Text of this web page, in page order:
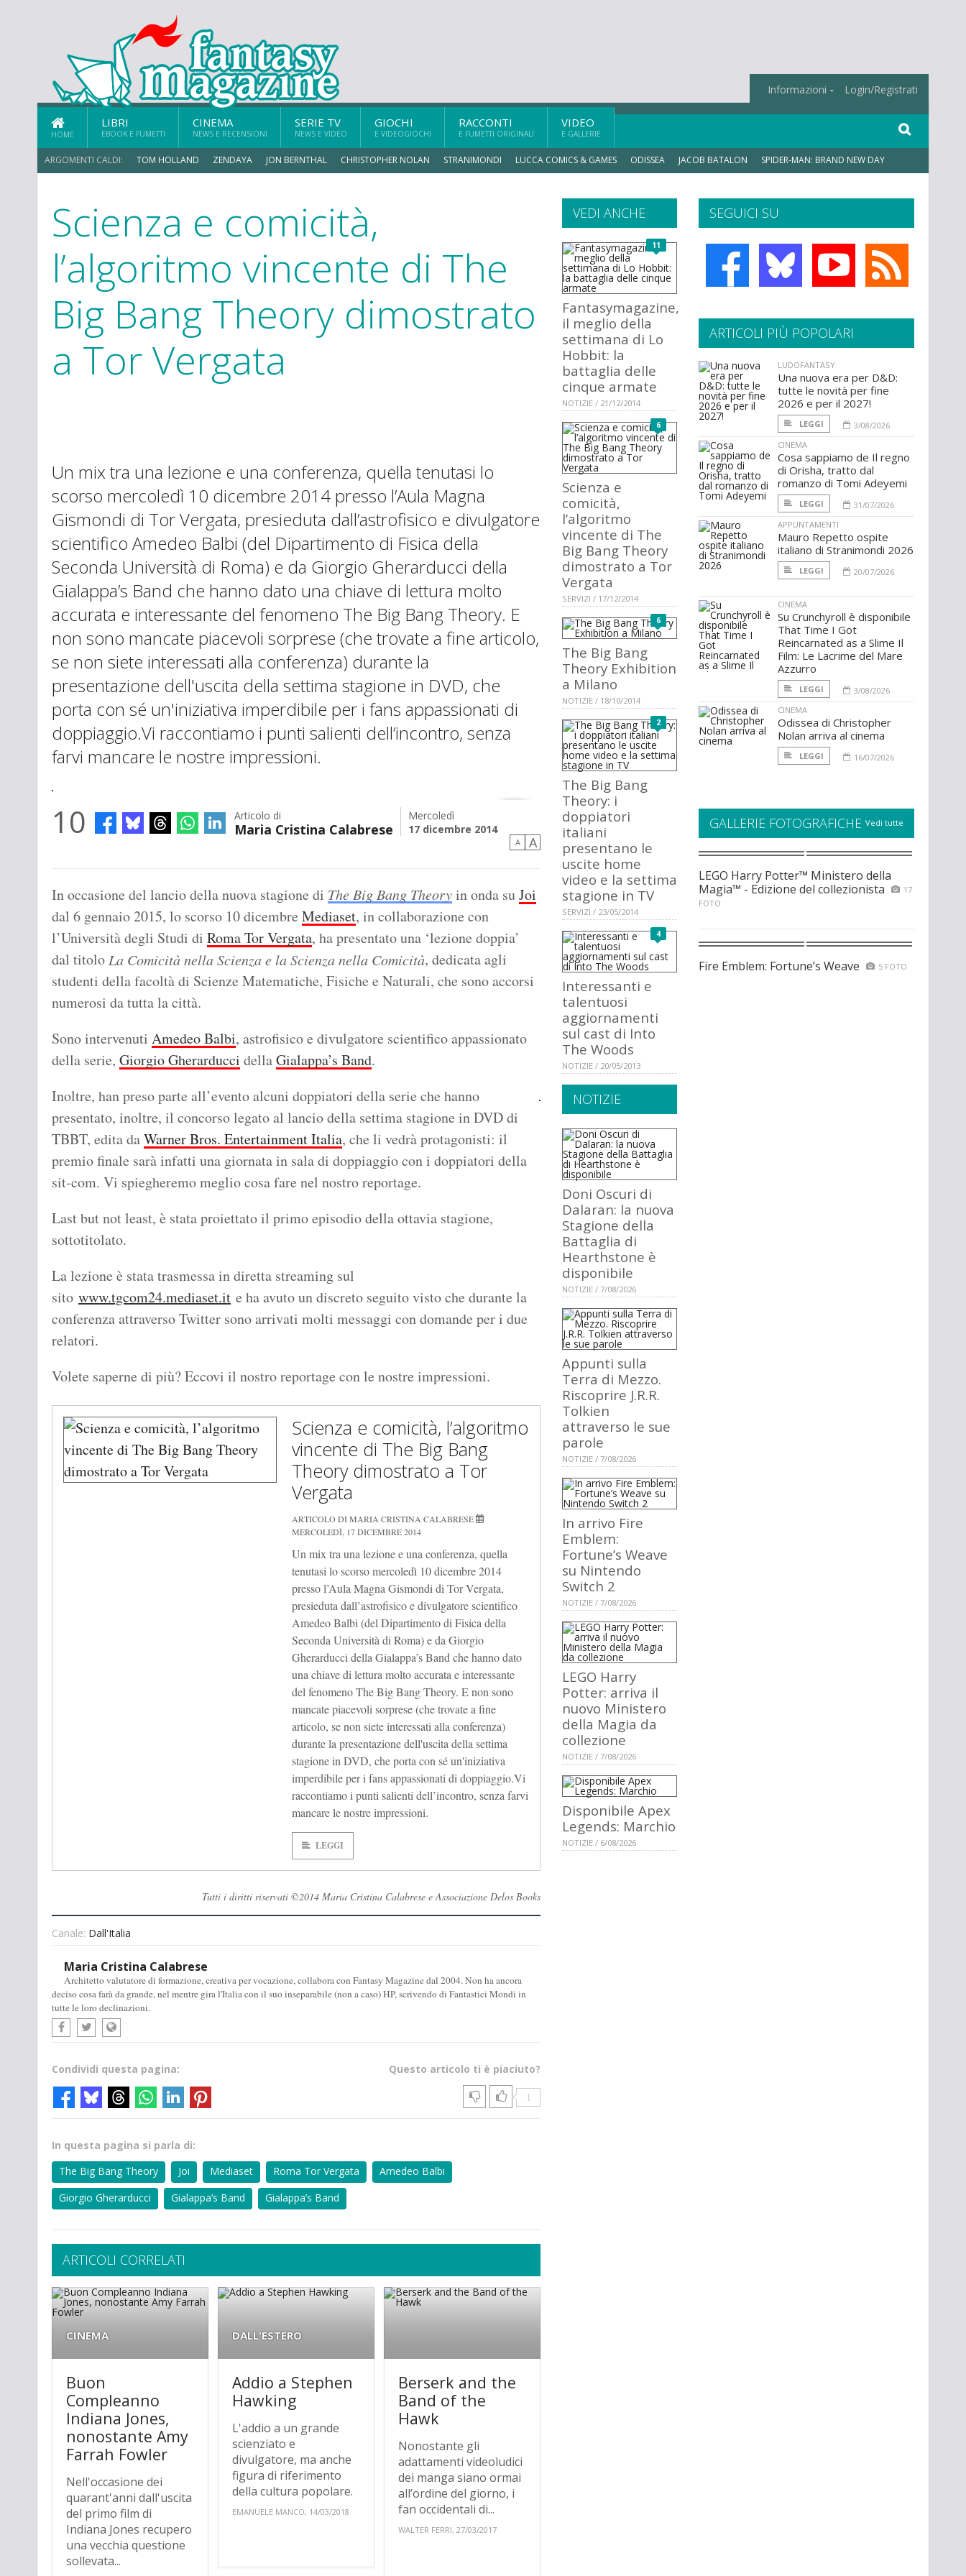
Informazioni Login/Registrati
HOME
LIBRI
EBOOK E FUMETTI
CINEMA
NEWS E RECENSIONI
SERIE TV
NEWS E VIDEO
GIOCHI
E VIDEOGIOCHI
RACCONTI
E FUMETTI ORIGINALI
VIDEO
E GALLERIE
ARGOMENTI CALDI: TOM HOLLAND ZENDAYA JON BERNTHAL CHRISTOPHER NOLAN STRANIMONDI LUCCA COMICS & GAMES ODISSEA JACOB BATALON SPIDER-MAN: BRAND NEW DAY
MICHAEL MANDO
Scienza e comicità,
l’algoritmo vincente di The
Big Bang Theory dimostrato
a Tor Vergata
Un mix tra una lezione e una conferenza, quella tenutasi lo
scorso mercoledì 10 dicembre 2014 presso l’Aula Magna
Gismondi di Tor Vergata, presieduta dall’astrofisico e divulgatore
scientifico Amedeo Balbi (del Dipartimento di Fisica della
Seconda Università di Roma) e da Giorgio Gherarducci della
Gialappa’s Band che hanno dato una chiave di lettura molto
accurata e interessante del fenomeno The Big Bang Theory. E
non sono mancate piacevoli sorprese (che trovate a fine articolo,
se non siete interessati alla conferenza) durante la
presentazione dell'uscita della settima stagione in DVD, che
porta con sé un'iniziativa imperdibile per i fans appassionati di
doppiaggio.Vi raccontiamo i punti salienti dell’incontro, senza
farvi mancare le nostre impressioni.
10 Articolo di
Maria Cristina Calabrese
Mercoledì
17 dicembre 2014
A A
In occasione del lancio della nuova stagione di The Big Bang Theoryin onda suJoi
dal 6 gennaio 2015, lo scorso 10 dicembre Mediaset, in collaborazione con
l’Università degli Studi di Roma Tor Vergata, ha presentato una ‘lezione doppia’
dal titoloLa Comicità nella Scienza e la Scienza nella Comicità, dedicata agli
studenti della facoltà di Scienze Matematiche, Fisiche e Naturali, che sono accorsi
numerosi da tutta la città.
Sono intervenuti Amedeo Balbi, astrofisico e divulgatore scientifico appassionato
della serie, Giorgio Gherarducci dellaGialappa’s Band.
Inoltre, han preso parte all’evento alcuni doppiatori della serie che hanno
presentato, inoltre, il concorso legato al lancio della settima stagione in DVD di
TBBT, edita daWarner Bros. Entertainment Italia, che li vedrà protagonisti: il
premio finale sarà infatti una giornata in sala di doppiaggio con i doppiatori della
sit-com. Vi spiegheremo meglio cosa fare nel nostro reportage.
Last but not least, è stata proiettato il primo episodio della ottavia stagione,
sottotitolato.
La lezione è stata trasmessa in diretta streaming sul
sito www.tgcom24.mediaset.it e ha avuto un discreto seguito visto che durante la
conferenza attraverso Twitter sono arrivati molti messaggi con domande per i due
relatori.
Volete saperne di più? Eccovi il nostro reportage con le nostre impressioni.
Scienza e comicità, l’algoritmo
vincente di The Big Bang
Theory dimostrato a Tor
Vergata
ARTICOLO DI MARIA CRISTINA CALABRESE
MERCOLEDÌ, 17 DICEMBRE 2014
Un mix tra una lezione e una conferenza, quella
tenutasi lo scorso mercoledì 10 dicembre 2014
presso l’Aula Magna Gismondi di Tor Vergata,
presieduta dall’astrofisico e divulgatore scientifico
Amedeo Balbi (del Dipartimento di Fisica della
Seconda Università di Roma) e da Giorgio
Gherarducci della Gialappa’s Band che hanno dato
una chiave di lettura molto accurata e interessante
del fenomeno The Big Bang Theory. E non sono
mancate piacevoli sorprese (che trovate a fine
articolo, se non siete interessati alla conferenza)
durante la presentazione dell'uscita della settima
stagione in DVD, che porta con sé un'iniziativa
imperdibile per i fans appassionati di doppiaggio.Vi
raccontiamo i punti salienti dell’incontro, senza farvi
mancare le nostre impressioni.
LEGGI
Tutti i diritti riservati ©2014 Maria Cristina Calabrese e Associazione Delos Books
Canale: Dall'Italia
Maria Cristina Calabrese
Architetto valutatore di formazione, creativa per vocazione, collabora con Fantasy Magazine dal 2004. Non ha ancora
deciso cosa farà da grande, nel mentre gira l'Italia con il suo inseparabile (non a caso) HP, scrivendo di Fantastici Mondi in
tutte le loro declinazioni.
Questo articolo ti è piaciuto?
1
Condividi questa pagina:
In questa pagina si parla di:
The Big Bang Theory
Joi Mediaset Roma Tor Vergata
Amedeo Balbi
Giorgio Gherarducci
Gialappa’s Band Gialappa’s Band
ARTICOLI CORRELATI
CINEMA
Buon
Compleanno
Indiana Jones,
nonostante Amy
Farrah Fowler
Nell'occasione dei
quarant'anni dall'uscita
del primo film di
Indiana Jones recupero
una vecchia questione
sollevata...
DALL'ESTERO
Addio a Stephen
Hawking
L'addio a un grande
scienziato e
divulgatore, ma anche
figura di riferimento
della cultura popolare.
EMANUELE MANCO, 14/03/2018
Berserk and the
Band of the
Hawk
Nonostante gli
adattamenti videoludici
dei manga siano ormai
all’ordine del giorno, i
fan occidentali di...
WALTER FERRI, 27/03/2017
SEGUICI SU
VEDI ANCHE
11
Fantasymagazine,
il meglio della
settimana di Lo
Hobbit: la
battaglia delle
cinque armate
NOTIZIE / 21/12/2014
6
Scienza e
comicità,
l’algoritmo
vincente di The
Big Bang Theory
dimostrato a Tor
Vergata
SERVIZI / 17/12/2014
6
The Big Bang
Theory Exhibition
a Milano
NOTIZIE / 18/10/2014
2
The Big Bang
Theory: i
doppiatori
italiani
presentano le
uscite home
video e la settima
stagione in TV
SERVIZI / 23/05/2014
4
Interessanti e
talentuosi
aggiornamenti
sul cast di Into
The Woods
NOTIZIE / 20/05/2013
NOTIZIE
Doni Oscuri di
Dalaran: la nuova
Stagione della
Battaglia di
Hearthstone è
disponibile
NOTIZIE / 7/08/2026
Appunti sulla
Terra di Mezzo.
Riscoprire J.R.R.
Tolkien
attraverso le sue
parole
NOTIZIE / 7/08/2026
In arrivo Fire
Emblem:
Fortune’s Weave
su Nintendo
Switch 2
NOTIZIE / 7/08/2026
LEGO Harry
Potter: arriva il
nuovo Ministero
della Magia da
collezione
NOTIZIE / 7/08/2026
Disponibile Apex
Legends: Marchio
NOTIZIE / 6/08/2026
ARTICOLI PIÙ POPOLARI
LUDOFANTASY
Una nuova era per D&D:
tutte le novità per fine
2026 e per il 2027!
LEGGI
3/08/2026
CINEMA
Cosa sappiamo de Il regno
di Orisha, tratto dal
romanzo di Tomi Adeyemi
LEGGI
31/07/2026
APPUNTAMENTI
Mauro Repetto ospite
italiano di Stranimondi 2026
LEGGI 20/07/2026
CINEMA
Su Crunchyroll è disponibile
That Time I Got
Reincarnated as a Slime Il
Film: Le Lacrime del Mare
Azzurro
LEGGI
3/08/2026
CINEMA
Odissea di Christopher
Nolan arriva al cinema
LEGGI 16/07/2026
GALLERIE FOTOGRAFICHE Vedi tutte
LEGO Harry Potter™ Ministero della
Magia™ - Edizione del collezionista
17
FOTO
Fire Emblem: Fortune’s Weave 5 FOTO